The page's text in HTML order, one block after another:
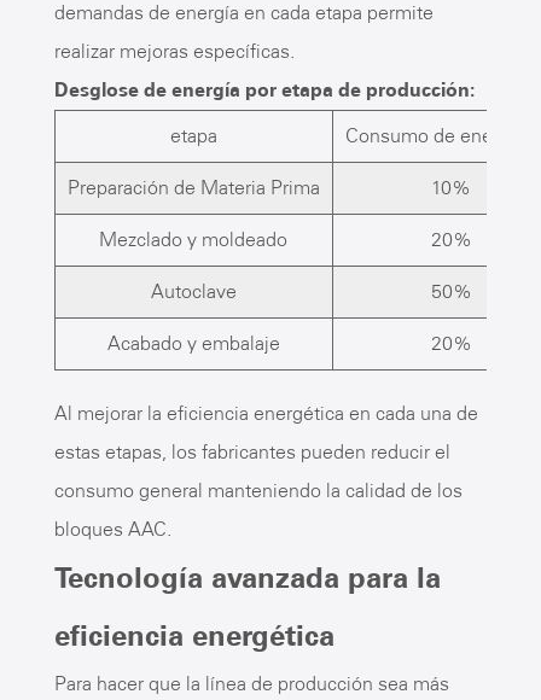
demandas de energía en cada etapa permite
realizar mejoras específicas.
Desglose de energía por etapa de producción:
etapa
Consumo de energía
Preparación de Materia Prima 10%
Mezclado y moldeado 20%
Autoclave 50%
Acabado y embalaje 20%
Al mejorar la eficiencia energética en cada una de
estas etapas, los fabricantes pueden reducir el
consumo general manteniendo la calidad de los
bloques AAC.
Tecnología avanzada para la
eficiencia energética
Para hacer que la línea de producción sea más